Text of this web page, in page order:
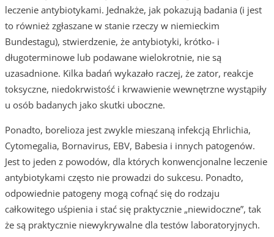
leczenie antybiotykami. Jednakże, jak pokazują badania (i jest
to również zgłaszane w stanie rzeczy w niemieckim
Bundestagu), stwierdzenie, że antybiotyki, krótko- i
długoterminowe lub podawane wielokrotnie, nie są
uzasadnione. Kilka badań wykazało raczej, że zator, reakcje
toksyczne, niedokrwistość i krwawienie wewnętrzne wystąpiły
u osób badanych jako skutki uboczne.
Ponadto, borelioza jest zwykle mieszaną infekcją Ehrlichia,
Cytomegalia, Bornavirus, EBV, Babesia i innych patogenów.
Jest to jeden z powodów, dla których konwencjonalne leczenie
antybiotykami często nie prowadzi do sukcesu. Ponadto,
odpowiednie patogeny mogą cofnąć się do rodzaju
całkowitego uśpienia i stać się praktycznie „niewidoczne”, tak
że są praktycznie niewykrywalne dla testów laboratoryjnych.